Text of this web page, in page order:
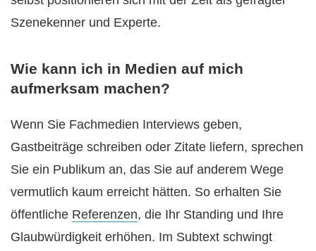
Szenekenner und Experte.
Wie kann ich in Medien auf mich
aufmerksam machen?
Wenn Sie Fachmedien Interviews geben,
Gastbeiträge schreiben oder Zitate liefern, sprechen
Sie ein Publikum an, das Sie auf anderem Wege
vermutlich kaum erreicht hätten. So erhalten Sie
öffentliche Referenzen, die Ihr Standing und Ihre
Glaubwürdigkeit erhöhen. Im Subtext schwingt